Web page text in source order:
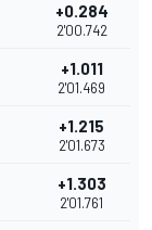
+0.284
2'00.742
+1.011
2'01.469
+1.215
2'01.673
+1.303
2'01.761